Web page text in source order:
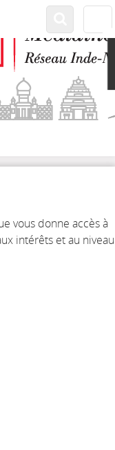
vous donne accès à
intérêts et au niveau